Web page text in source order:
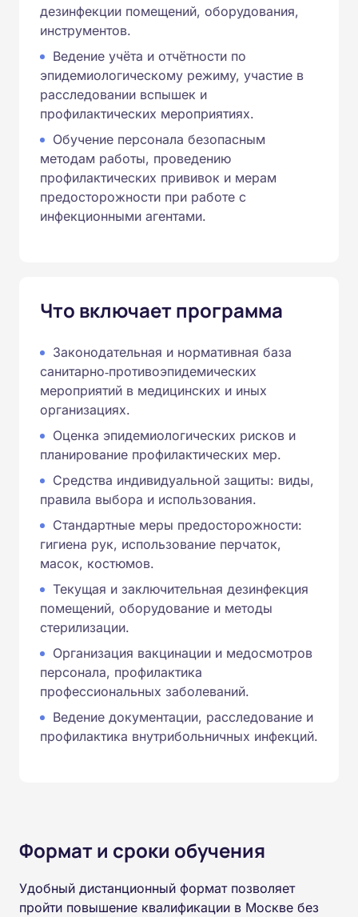
дезинфекции помещений, оборудования,
инструментов.
Ведение учёта и отчётности по
эпидемиологическому режиму, участие в
расследовании вспышек и
профилактических мероприятиях.
Обучение персонала безопасным
методам работы, проведению
профилактических прививок и мерам
предосторожности при работе с
инфекционными агентами.
Что включает программа
Законодательная и нормативная база
санитарно‑противоэпидемических
мероприятий в медицинских и иных
организациях.
Оценка эпидемиологических рисков и
планирование профилактических мер.
Средства индивидуальной защиты: виды,
правила выбора и использования.
Стандартные меры предосторожности:
гигиена рук, использование перчаток,
масок, костюмов.
Текущая и заключительная дезинфекция
помещений, оборудование и методы
стерилизации.
Организация вакцинации и медосмотров
персонала, профилактика
профессиональных заболеваний.
Ведение документации, расследование и
профилактика внутрибольничных инфекций.
Формат и сроки обучения
Удобный дистанционный формат позволяет
пройти повышение квалификации в Москве без